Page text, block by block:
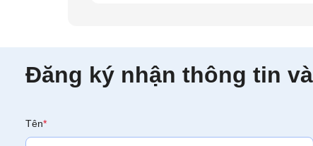
Đăng ký nhận thông tin
Tên*